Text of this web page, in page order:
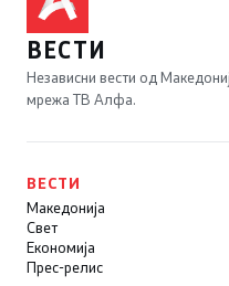
ВЕСТИ
Независни вести од
мрежа ТВ Алфа.
ВЕСТИ
Македонија
Свет
Економија
Прес-релис